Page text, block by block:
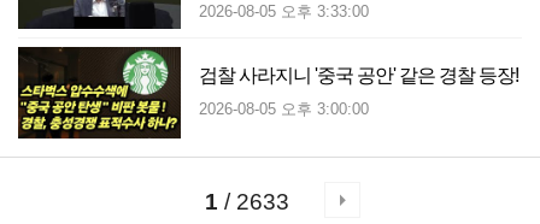
2026-08-05 오후 3:33:00
검찰 사라지니 '중국 공안' 같은 경찰 등장!
2026-08-05 오후 3:00:00
1 / 2633